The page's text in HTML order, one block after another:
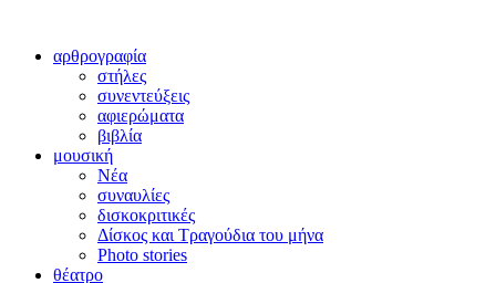
αρθρογραφία
στήλες
συνεντεύξεις
αφιερώματα
βιβλία
μουσική
Νέα
συναυλίες
δισκοκριτικές
Δίσκος και Τραγούδια του μήνα
Photo stories
θέατρο